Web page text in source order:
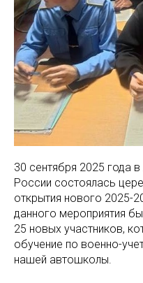
30 сентября 2025
России состоялась
открытия нового 2025-
данного мероприятия
25 новых участников,
обучение по военно-
нашей автошколы.